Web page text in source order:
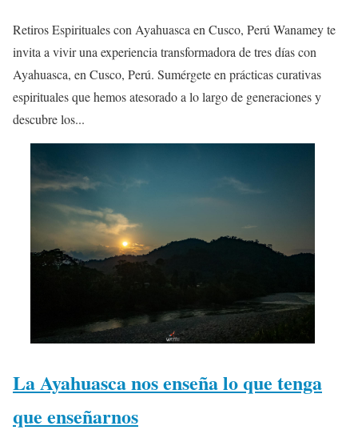
Retiros Espirituales con Ayahuasca en Cusco, Perú Wanamey te
invita a vivir una experiencia transformadora de tres días con
Ayahuasca, en Cusco, Perú. Sumérgete en prácticas curativas
espirituales que hemos atesorado a lo largo de generaciones y
descubre los...
La Ayahuasca nos enseña lo que tenga
que enseñarnos